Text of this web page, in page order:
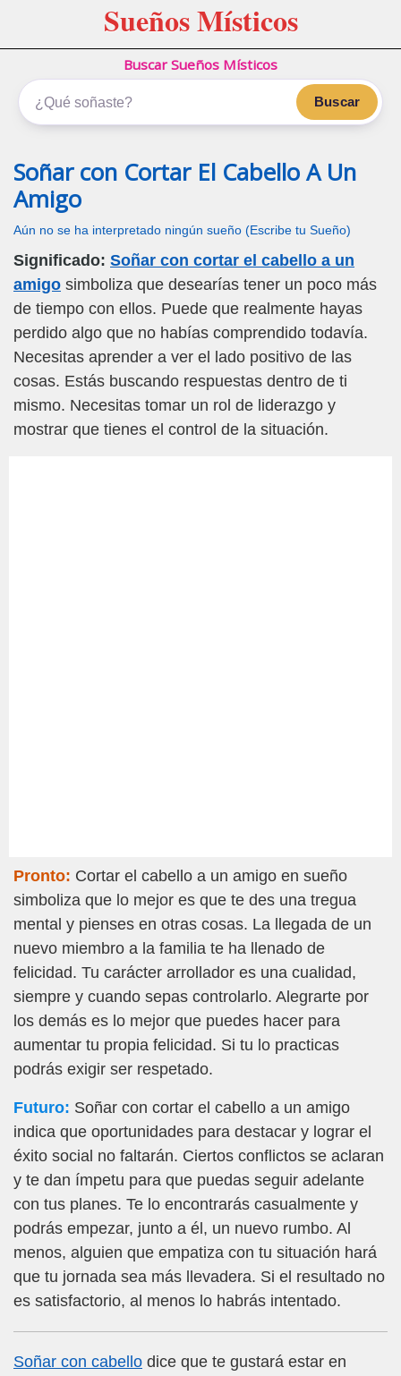
Sueños Místicos
Buscar Sueños Místicos
Buscar
Soñar con Cortar El Cabello A Un
Amigo
Aún no se ha interpretado ningún sueño (Escribe tu Sueño)
Significado: Soñar con cortar el cabello a un
amigo simboliza que desearías tener un poco más
de tiempo con ellos. Puede que realmente hayas
perdido algo que no habías comprendido todavía.
Necesitas aprender a ver el lado positivo de las
cosas. Estás buscando respuestas dentro de ti
mismo. Necesitas tomar un rol de liderazgo y
mostrar que tienes el control de la situación.
Pronto: Cortar el cabello a un amigo en sueño
simboliza que lo mejor es que te des una tregua
mental y pienses en otras cosas. La llegada de un
nuevo miembro a la familia te ha llenado de
felicidad. Tu carácter arrollador es una cualidad,
siempre y cuando sepas controlarlo. Alegrarte por
los demás es lo mejor que puedes hacer para
aumentar tu propia felicidad. Si tu lo practicas
podrás exigir ser respetado.
Futuro: Soñar con cortar el cabello a un amigo
indica que oportunidades para destacar y lograr el
éxito social no faltarán. Ciertos conflictos se aclaran
y te dan ímpetu para que puedas seguir adelante
con tus planes. Te lo encontrarás casualmente y
podrás empezar, junto a él, un nuevo rumbo. Al
menos, alguien que empatiza con tu situación hará
que tu jornada sea más llevadera. Si el resultado no
es satisfactorio, al menos lo habrás intentado.
Soñar con cabello dice que te gustará estar en